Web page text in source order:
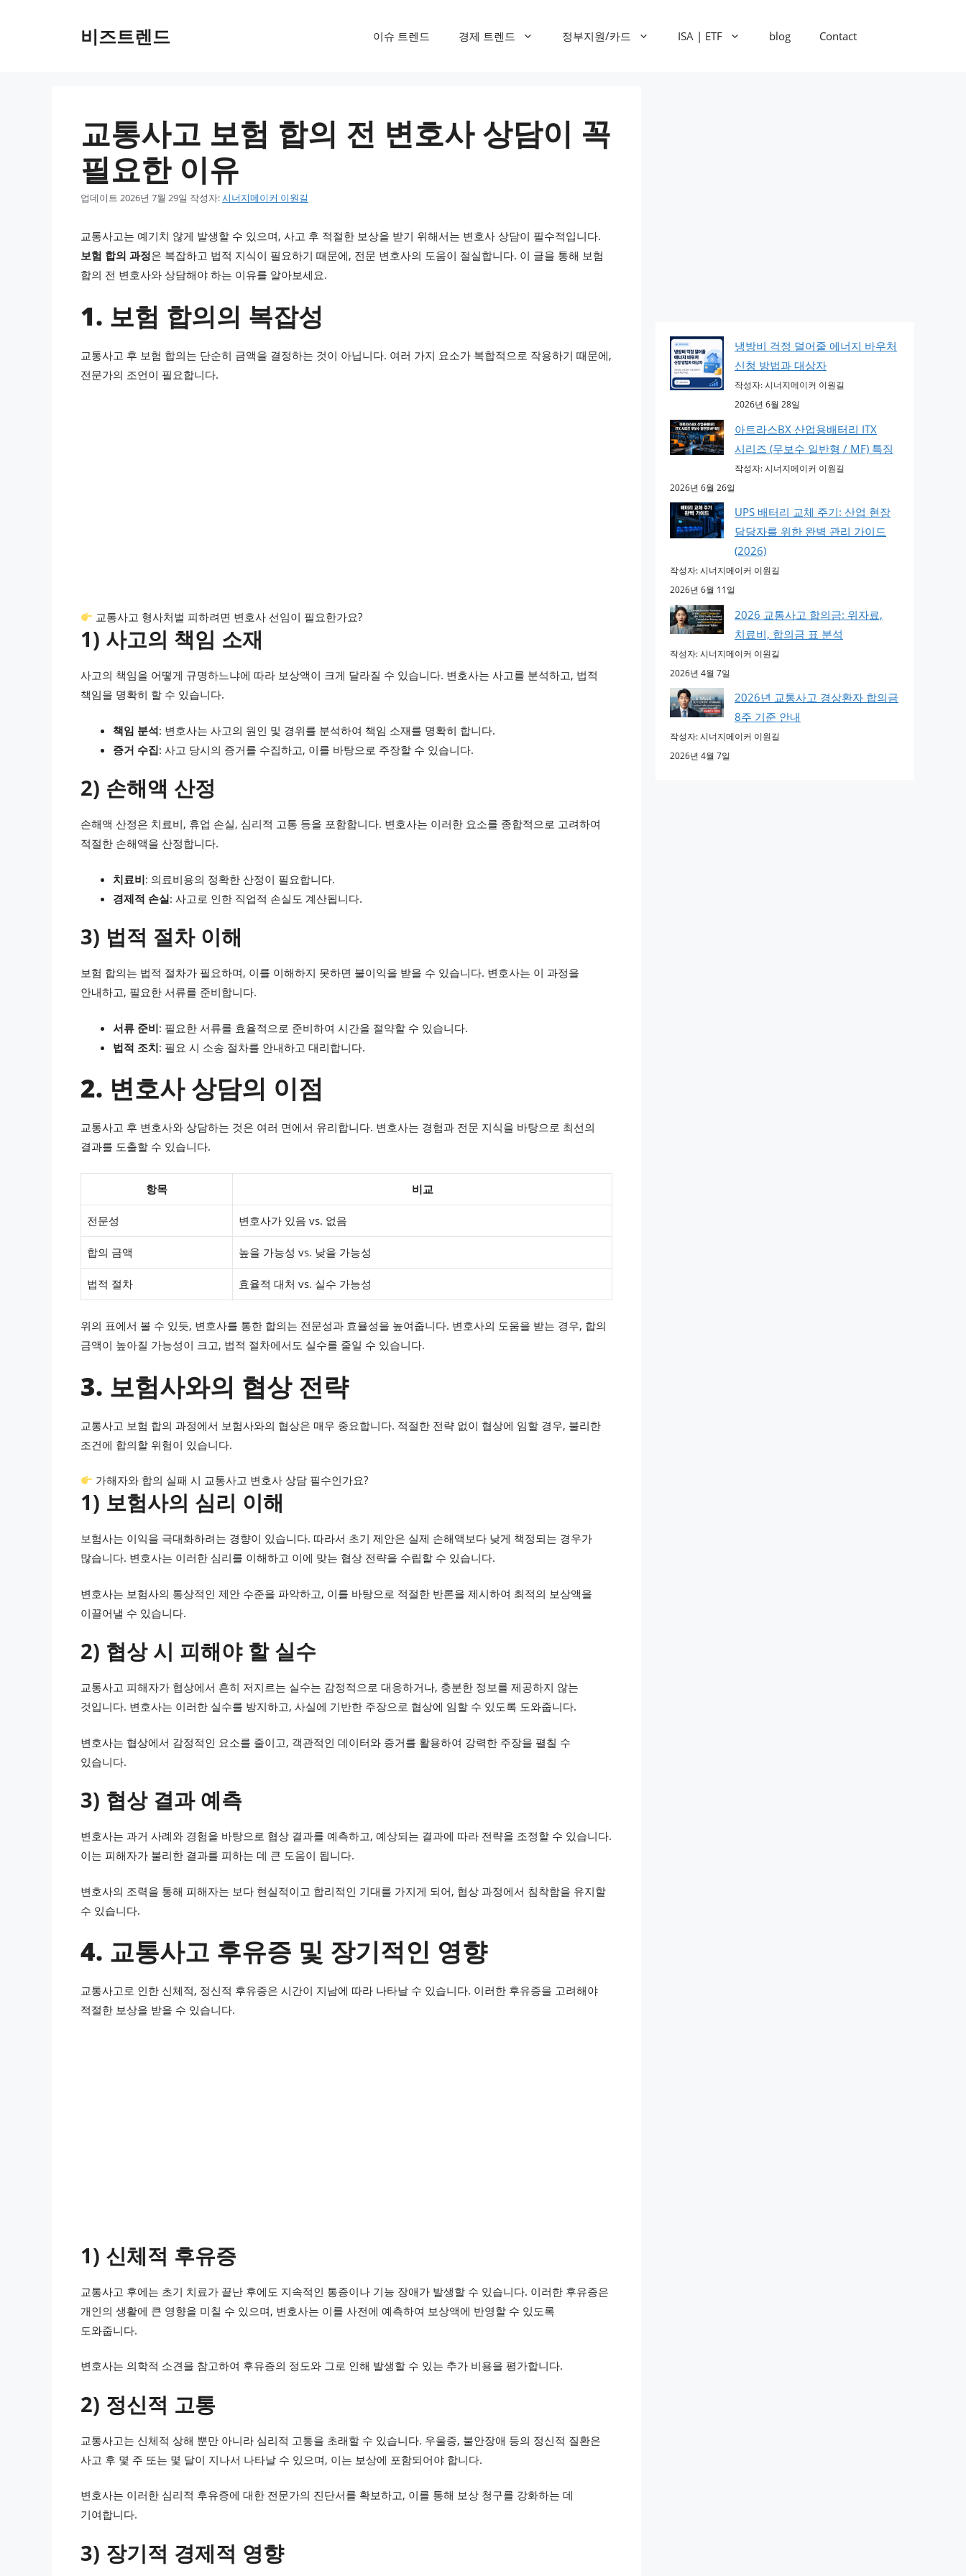
비즈트렌드 이슈 트렌드 경제 트렌드 정부지원/카드 ISA | ETF blog Contact
교통사고 보험 합의 전 변호사 상담이 꼭
필요한 이유
업데이트 2026년 7월 29일 작성자:시너지메이커 이원길
교통사고는 예기치 않게 발생할 수 있으며, 사고 후 적절한 보상을 받기 위해서는 변호사 상담이 필수적입니다.
보험 합의 과정은 복잡하고 법적 지식이 필요하기 때문에, 전문 변호사의 도움이 절실합니다. 이 글을 통해 보험
합의 전 변호사와 상담해야 하는 이유를 알아보세요.
1. 보험 합의의 복잡성
교통사고 후 보험 합의는 단순히 금액을 결정하는 것이 아닙니다. 여러 가지 요소가 복합적으로 작용하기 때문에,
전문가의 조언이 필요합니다.
교통사고 형사처벌 피하려면 변호사 선임이 필요한가요?
1) 사고의 책임 소재
사고의 책임을 어떻게 규명하느냐에 따라 보상액이 크게 달라질 수 있습니다. 변호사는 사고를 분석하고, 법적
책임을 명확히 할 수 있습니다.
책임 분석: 변호사는 사고의 원인 및 경위를 분석하여 책임 소재를 명확히 합니다.
증거 수집: 사고 당시의 증거를 수집하고, 이를 바탕으로 주장할 수 있습니다.
2) 손해액 산정
손해액 산정은 치료비, 휴업 손실, 심리적 고통 등을 포함합니다. 변호사는 이러한 요소를 종합적으로 고려하여
적절한 손해액을 산정합니다.
치료비: 의료비용의 정확한 산정이 필요합니다.
경제적 손실: 사고로 인한 직업적 손실도 계산됩니다.
3) 법적 절차 이해
보험 합의는 법적 절차가 필요하며, 이를 이해하지 못하면 불이익을 받을 수 있습니다. 변호사는 이 과정을
안내하고, 필요한 서류를 준비합니다.
서류 준비: 필요한 서류를 효율적으로 준비하여 시간을 절약할 수 있습니다.
법적 조치: 필요 시 소송 절차를 안내하고 대리합니다.
2. 변호사 상담의 이점
교통사고 후 변호사와 상담하는 것은 여러 면에서 유리합니다. 변호사는 경험과 전문 지식을 바탕으로 최선의
결과를 도출할 수 있습니다.
항목 비교
전문성 변호사가 있음 vs. 없음
합의 금액 높을 가능성 vs. 낮을 가능성
법적 절차 효율적 대처 vs. 실수 가능성
위의 표에서 볼 수 있듯, 변호사를 통한 합의는 전문성과 효율성을 높여줍니다. 변호사의 도움을 받는 경우, 합의
금액이 높아질 가능성이 크고, 법적 절차에서도 실수를 줄일 수 있습니다.
3. 보험사와의 협상 전략
교통사고 보험 합의 과정에서 보험사와의 협상은 매우 중요합니다. 적절한 전략 없이 협상에 임할 경우, 불리한
조건에 합의할 위험이 있습니다.
가해자와 합의 실패 시 교통사고 변호사 상담 필수인가요?
1) 보험사의 심리 이해
보험사는 이익을 극대화하려는 경향이 있습니다. 따라서 초기 제안은 실제 손해액보다 낮게 책정되는 경우가
많습니다. 변호사는 이러한 심리를 이해하고 이에 맞는 협상 전략을 수립할 수 있습니다.
변호사는 보험사의 통상적인 제안 수준을 파악하고, 이를 바탕으로 적절한 반론을 제시하여 최적의 보상액을
이끌어낼 수 있습니다.
2) 협상 시 피해야 할 실수
교통사고 피해자가 협상에서 흔히 저지르는 실수는 감정적으로 대응하거나, 충분한 정보를 제공하지 않는
것입니다. 변호사는 이러한 실수를 방지하고, 사실에 기반한 주장으로 협상에 임할 수 있도록 도와줍니다.
변호사는 협상에서 감정적인 요소를 줄이고, 객관적인 데이터와 증거를 활용하여 강력한 주장을 펼칠 수
있습니다.
3) 협상 결과 예측
변호사는 과거 사례와 경험을 바탕으로 협상 결과를 예측하고, 예상되는 결과에 따라 전략을 조정할 수 있습니다.
이는 피해자가 불리한 결과를 피하는 데 큰 도움이 됩니다.
변호사의 조력을 통해 피해자는 보다 현실적이고 합리적인 기대를 가지게 되어, 협상 과정에서 침착함을 유지할
수 있습니다.
4. 교통사고 후유증 및 장기적인 영향
교통사고로 인한 신체적, 정신적 후유증은 시간이 지남에 따라 나타날 수 있습니다. 이러한 후유증을 고려해야
적절한 보상을 받을 수 있습니다.
1) 신체적 후유증
교통사고 후에는 초기 치료가 끝난 후에도 지속적인 통증이나 기능 장애가 발생할 수 있습니다. 이러한 후유증은
개인의 생활에 큰 영향을 미칠 수 있으며, 변호사는 이를 사전에 예측하여 보상액에 반영할 수 있도록
도와줍니다.
변호사는 의학적 소견을 참고하여 후유증의 정도와 그로 인해 발생할 수 있는 추가 비용을 평가합니다.
2) 정신적 고통
교통사고는 신체적 상해 뿐만 아니라 심리적 고통을 초래할 수 있습니다. 우울증, 불안장애 등의 정신적 질환은
사고 후 몇 주 또는 몇 달이 지나서 나타날 수 있으며, 이는 보상에 포함되어야 합니다.
변호사는 이러한 심리적 후유증에 대한 전문가의 진단서를 확보하고, 이를 통해 보상 청구를 강화하는 데
기여합니다.
3) 장기적 경제적 영향
냉방비 걱정 덜어줄 에너지 바우처
신청 방법과 대상자
작성자: 시너지메이커 이원길
2026년 6월 28일
아트라스BX 산업용배터리 ITX
시리즈 (무보수 일반형 / MF) 특징
작성자: 시너지메이커 이원길
2026년 6월 26일
UPS 배터리 교체 주기: 산업 현장
담당자를 위한 완벽 관리 가이드
(2026)
작성자: 시너지메이커 이원길
2026년 6월 11일
2026 교통사고 합의금: 위자료,
치료비, 합의금 표 분석
작성자: 시너지메이커 이원길
2026년 4월 7일
2026년 교통사고 경상환자 합의금
8주 기준 안내
작성자: 시너지메이커 이원길
2026년 4월 7일